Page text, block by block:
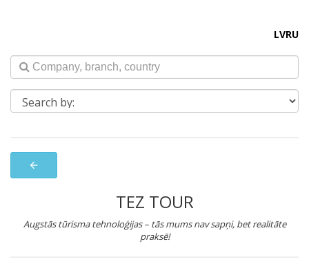
LVRU
arrow_back
TEZ TOUR
Augstās tūrisma tehnoloģijas – tās mums nav sapņi, bet realitāte
praksē!